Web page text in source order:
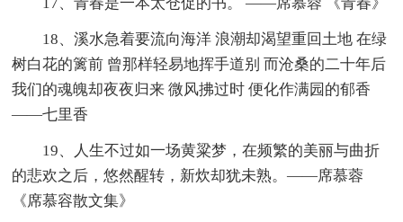
18、溪水急着要流向海洋 浪潮却渴望重回土地 在绿
树白花的篱前 曾那样轻易地挥手道别 而沧桑的二十年后
我们的魂魄却夜夜归来 微风拂过时 便化作满园的郁香
——七里香
19、人生不过如一场黄粱梦，在频繁的美丽与曲折
的悲欢之后，悠然醒转，新炊却犹未熟。——席慕蓉
《席慕容散文集》